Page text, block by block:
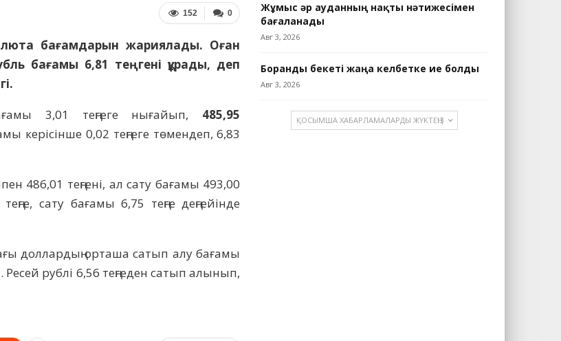
0
152
бағамдарын жариялады. Оған
бағамы 6,81 теңгені құрады, деп
3,01 теңгеге нығайып, 485,95
керісінше 0,02 теңгеге төмендеп, 6,83
486,01 теңгені, ал сату бағамы 493,00
сату бағамы 6,75 теңге деңгейінде
доллардың орташа сатып алу бағамы
Ресей рублі 6,56 теңгеден сатып алынып,
Жұмыс әр ауданның нақты нәтижесімен
бағаланады
Авг 3, 2026
Боранды бекеті жаңа келбетке ие болды
Авг 3, 2026
ҚОСЫМША ХАБАРЛАМАЛАРДЫ ЖҮКТЕҢІЗ